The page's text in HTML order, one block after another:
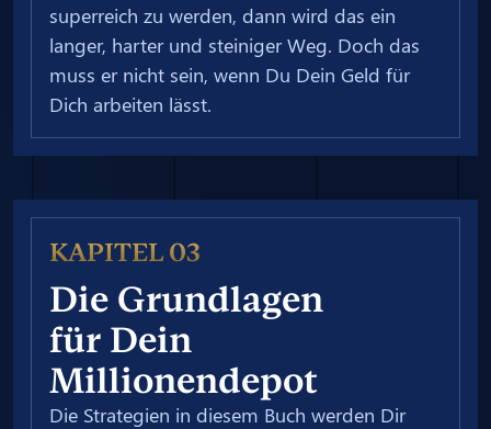
superreich zu werden, dann wird das ein
langer, harter und steiniger Weg. Doch das
muss er nicht sein, wenn Du Dein Geld für
Dich arbeiten lässt.
KAPITEL 03
Die Grundlagen
für Dein
Millionendepot
Die Strategien in diesem Buch werden Dir